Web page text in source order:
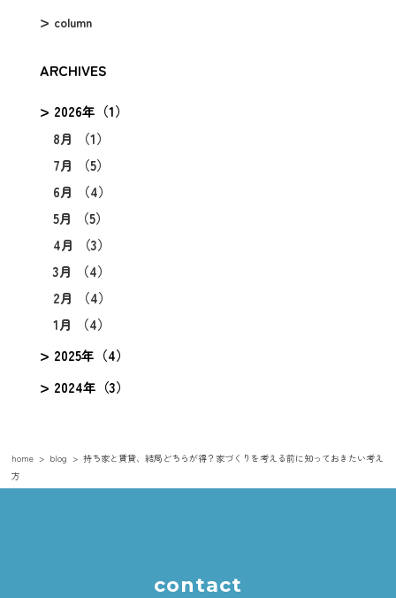
column
ARCHIVES
2026年（1）
8月 （1）
7月 （5）
6月 （4）
5月 （5）
4月 （3）
3月 （4）
2月 （4）
1月 （4）
2025年（4）
2024年（3）
home blog
持ち家と賃貸、結局どちらが得？家づくりを考える前に知っておきたい考え
方
contact